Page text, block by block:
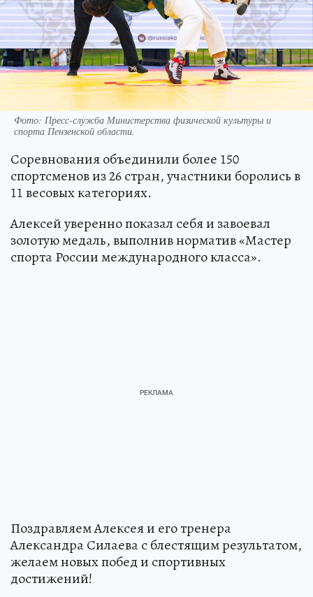
Фото: Пресс-служба Министерства физической культуры и
спорта Пензенской области.
Соревнования объединили более 150
спортсменов из 26 стран, участники боролись в
11 весовых категориях.
Алексей уверенно показал себя и завоевал
золотую медаль, выполнив норматив «Мастер
спорта России международного класса».
Поздравляем Алексея и его тренера
Александра Силаева с блестящим результатом,
желаем новых побед и спортивных
достижений!